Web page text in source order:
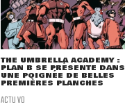
THE UMBRELLA ACADEMY :
PLAN B SE PRÉSENTE DANS
UNE POIGNÉE DE BELLES
PREMIÈRES PLANCHES
ACTU VO